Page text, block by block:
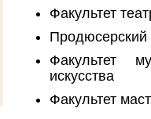
Факультет
Продюсерский
Факультет
искусства
Факультет